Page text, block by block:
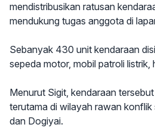
mendistribusikan ratusan
mendukung tugas anggota di
Sebanyak 430 unit kendaraan
sepeda motor, mobil patroli listrik,
Menurut Sigit, kendaraan
terutama di wilayah rawan
dan Dogiyai.